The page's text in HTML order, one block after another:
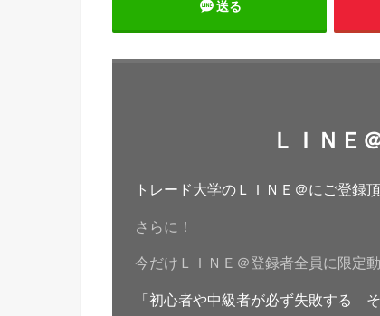
送る
ＬＩＮＥ
トレード大学のＬＩＮＥ＠にご登録
さらに！
今だけＬＩＮＥ＠登録者全員に限定
「初心者や中級者が必ず失敗する